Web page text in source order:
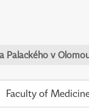
Palackého v
Faculty of